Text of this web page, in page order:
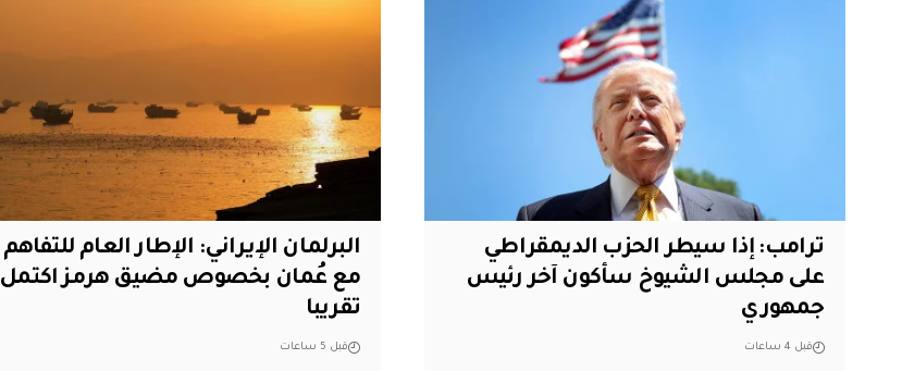
ترامب: إذا سيطر الحزب الديمقراطي
على مجلس الشيوخ سأكون آخر رئيس
جمهوري
قبل 4 ساعات
البرلمان الإيراني: الإطار العام للتفاهم
مع عُمان بخصوص مضيق هرمز اكتمل
تقريبا
قبل 5 ساعات